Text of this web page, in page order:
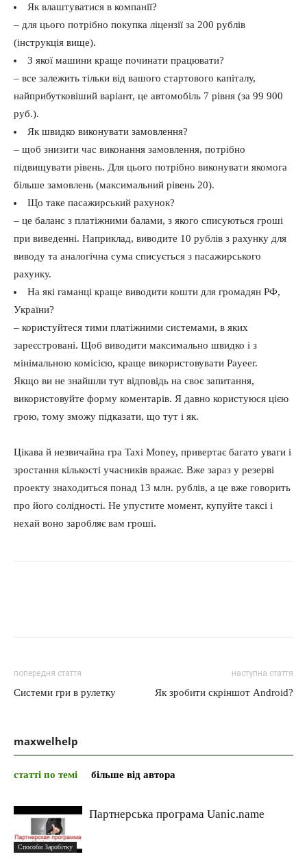
Як влаштуватися в компанії?
– для цього потрібно покупка ліцензії за 200 рублів
(інструкція вище).
З якої машини краще починати працювати?
– все залежить тільки від вашого стартового капіталу,
найприбутковіший варіант, це автомобіль 7 рівня (за 99 900
руб.).
Як швидко виконувати замовлення?
– щоб знизити час виконання замовлення, потрібно
підвищувати рівень. Для цього потрібно виконувати якомога
більше замовлень (максимальний рівень 20).
Що таке пасажирський рахунок?
– це баланс з платіжними балами, з якого списуються гроші
при виведенні. Наприклад, виводите 10 рублів з рахунку для
виводу та аналогічна сума списується з пасажирського
рахунку.
На які гаманці краще виводити кошти для громадян РФ,
України?
– користуйтеся тими платіжними системами, в яких
зареєстровані. Щоб виводити максимально швидко і з
мінімальною комісією, краще використовувати Payeer.
Якщо ви не знайшли тут відповідь на своє запитання,
використовуйте форму коментарів. Я давно користуюся цією
грою, тому зможу підказати, що тут і як.
Цікава й незвичайна гра Taxi Money, привертає багато уваги і
зростання кількості учасників вражає. Вже зараз у резерві
проекту знаходиться понад 13 млн. рублів, а це вже говорить
про його солідності. Не упустите момент, купуйте таксі і
нехай воно заробляє вам гроші.
попередня стаття
Системи гри в рулетку
наступна стаття
Як зробити скріншот Android?
maxwelhelp
статті по темі більше від автора
Способи Заробітку
Партнерська програма Uanic.name